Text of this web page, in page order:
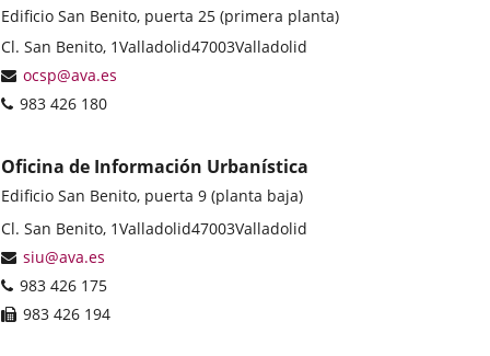
Edificio San Benito, puerta 25 (primera planta)
Postal
address
Cl. San Benito, 1Valladolid47003Valladolid
Email
ocsp@ava.es
Phones
983 426 180
Oficina de Información Urbanística
Edificio San Benito, puerta 9 (planta baja)
Postal
address
Cl. San Benito, 1Valladolid47003Valladolid
Email
siu@ava.es
Phones
983 426 175
Fax
983 426 194